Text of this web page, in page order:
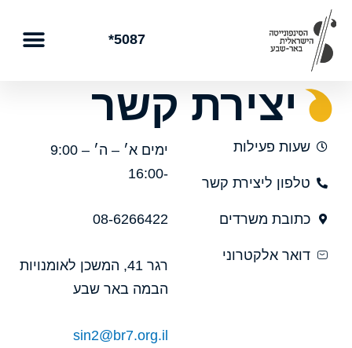
דילוג
לתוכן
5087*
יצירת קשר
שעות פעילות
טלפון ליצירת קשר
כתובת משרדים
דואר אלקטרוני
ימים א׳ – ה׳ – 9:00
-16:00
08-6266422
רגר 41, המשכן לאומנויות
הבמה באר שבע
sin2@br7.org.il